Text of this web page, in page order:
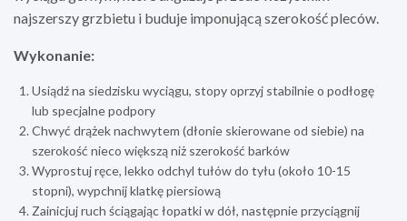
najszerszy grzbietu i buduje imponującą szerokość pleców.
Wykonanie:
Usiądź na siedzisku wyciągu, stopy oprzyj stabilnie o podłogę
lub specjalne podpory
Chwyć drążek nachwytem (dłonie skierowane od siebie) na
szerokość nieco większą niż szerokość barków
Wyprostuj ręce, lekko odchyl tułów do tyłu (około 10-15
stopni), wypchnij klatkę piersiową
Zainicjuj ruch ściągając łopatki w dół, następnie przyciągnij